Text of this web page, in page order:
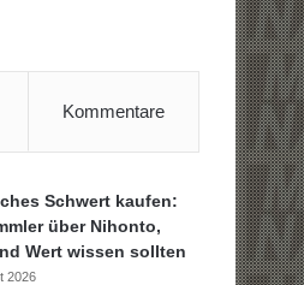
Kommentare
Schwert kaufen:
über Nihonto,
Wert wissen sollten
2026